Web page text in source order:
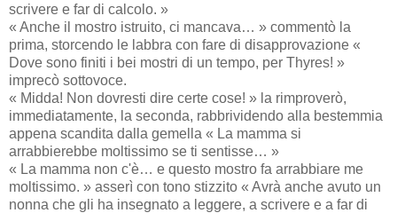
scrivere e far di calcolo. »
« Anche il mostro istruito, ci mancava… » commentò la
prima, storcendo le labbra con fare di disapprovazione «
Dove sono finiti i bei mostri di un tempo, per Thyres! »
imprecò sottovoce.
« Midda! Non dovresti dire certe cose! » la rimproverò,
immediatamente, la seconda, rabbrividendo alla bestemmia
appena scandita dalla gemella « La mamma si
arrabbierebbe moltissimo se ti sentisse… »
« La mamma non c'è… e questo mostro fa arrabbiare me
moltissimo. » asserì con tono stizzito « Avrà anche avuto un
nonna che gli ha insegnato a leggere, a scrivere e a far di